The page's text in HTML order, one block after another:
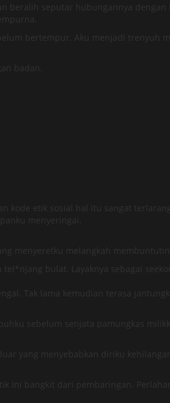
seputar hubungannya dengan
bertempur. Aku menjadi trenyuh
badan.
kode etik sosial hal itu sangat
menyeringai.
menyeretku melangkah
bulat. Layaknya sebagai
Tak lama kemudian terasa
sebelum senjata pamungkas
yang menyebabkan diriku
ini bangkit dari pembaringan.